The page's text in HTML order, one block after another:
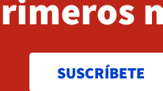
SUSCRÍBETE